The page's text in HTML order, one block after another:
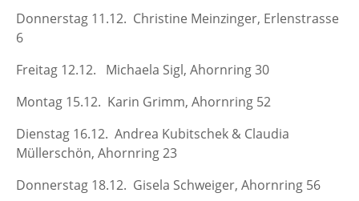
Donnerstag 11.12. Christine Meinzinger, Erlenstrasse
6
Freitag 12.12. Michaela Sigl, Ahornring 30
Montag 15.12. Karin Grimm, Ahornring 52
Dienstag 16.12. Andrea Kubitschek & Claudia
Müllerschön, Ahornring 23
Donnerstag 18.12. Gisela Schweiger, Ahornring 56